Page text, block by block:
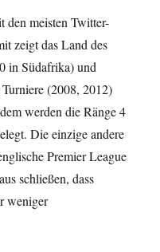
meisten Twitter-
zeigt das Land des
in Südafrika) und
(2008, 2012)
werden die Ränge 4
Die einzige andere
Premier League
schließen, dass
weniger